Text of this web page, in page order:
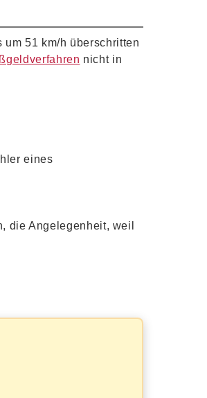
51 km/h überschritten
nicht in
eines
die Angelegenheit, weil